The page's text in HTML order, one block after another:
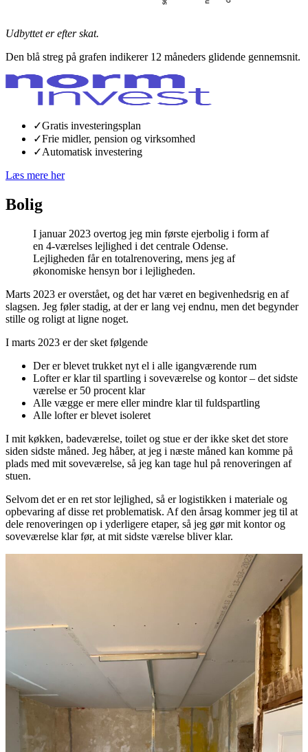
Udbyttet er efter skat.
Den blå streg på grafen indikerer 12 måneders glidende gennemsnit.
✓Gratis investeringsplan
✓Frie midler, pension og virksomhed
✓Automatisk investering
Læs mere her
Bolig
I januar 2023 overtog jeg min første ejerbolig i form af
en 4-værelses lejlighed i det centrale Odense.
Lejligheden får en totalrenovering, mens jeg af
økonomiske hensyn bor i lejligheden.
Marts 2023 er overstået, og det har været en begivenhedsrig en af
slagsen. Jeg føler stadig, at der er lang vej endnu, men det begynder
stille og roligt at ligne noget.
I marts 2023 er der sket følgende
Der er blevet trukket nyt el i alle igangværende rum
Lofter er klar til spartling i soveværelse og kontor – det sidste
værelse er 50 procent klar
Alle vægge er mere eller mindre klar til fuldspartling
Alle lofter er blevet isoleret
I mit køkken, badeværelse, toilet og stue er der ikke sket det store
siden sidste måned. Jeg håber, at jeg i næste måned kan komme på
plads med mit soveværelse, så jeg kan tage hul på renoveringen af
stuen.
Selvom det er en ret stor lejlighed, så er logistikken i materiale og
opbevaring af disse ret problematisk. Af den årsag kommer jeg til at
dele renoveringen op i yderligere etaper, så jeg gør mit kontor og
soveværelse klar før, at mit sidste værelse bliver klar.